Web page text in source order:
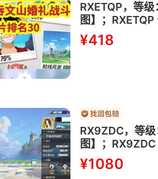
RXETQP，等
图】；
战力排名30，苹
¥418
RX9ZDC，等
图】；
买，全部98差
等，换了更厉
¥1080